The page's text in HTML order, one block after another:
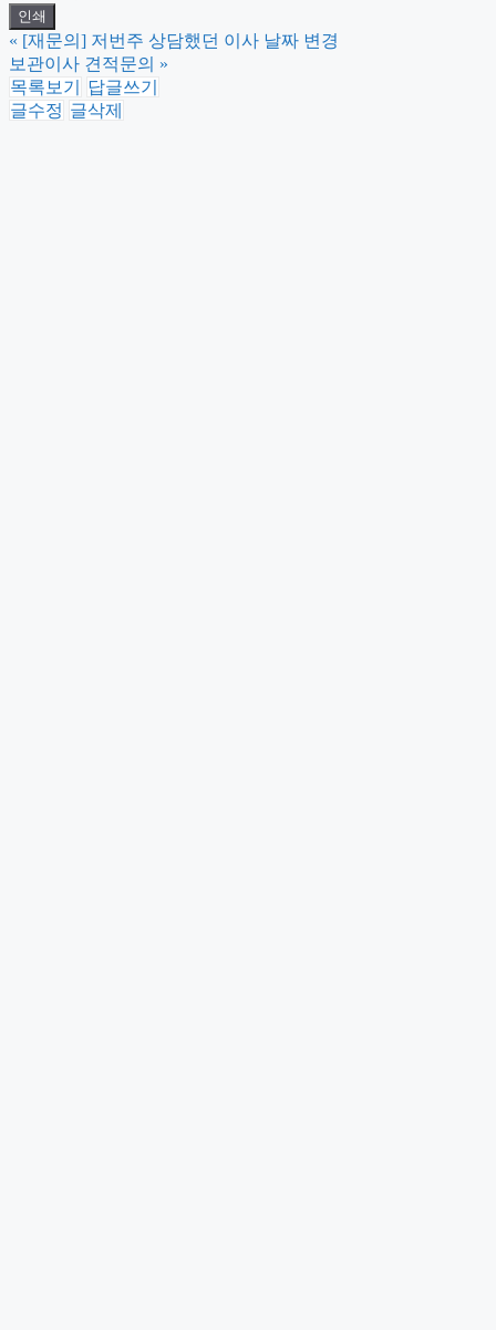
인쇄
« [재문의] 저번주 상담했던 이사 날짜 변경
보관이사 견적문의 »
목록보기
답글쓰기
글수정 글삭제